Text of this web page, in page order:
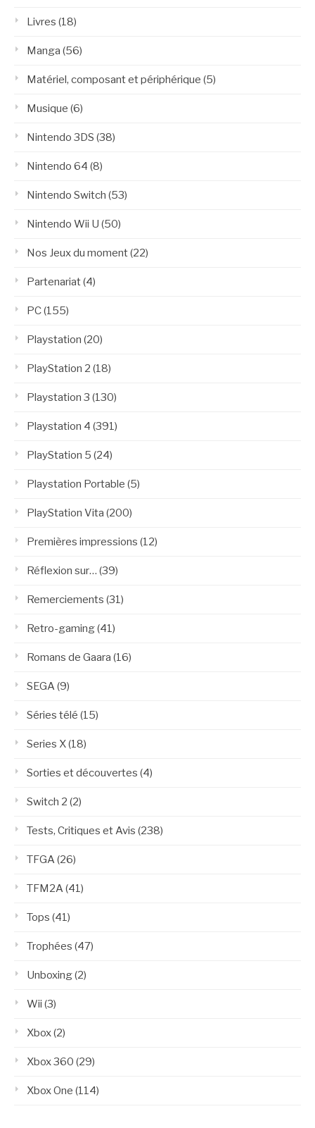
Livres (18)
Manga (56)
Matériel, composant et périphérique (5)
Musique (6)
Nintendo 3DS (38)
Nintendo 64 (8)
Nintendo Switch (53)
Nintendo Wii U (50)
Nos Jeux du moment(22)
Partenariat(4)
PC(155)
Playstation (20)
PlayStation 2 (18)
Playstation 3 (130)
Playstation 4 (391)
PlayStation 5 (24)
Playstation Portable (5)
PlayStation Vita (200)
Premières impressions (12)
Réflexion sur… (39)
Remerciements (31)
Retro-gaming(41)
Romans de Gaara (16)
SEGA(9)
Séries télé (15)
Series X(18)
Sorties et découvertes (4)
Switch 2 (2)
Tests, Critiques et Avis (238)
TFGA(26)
TFM2A(41)
Tops (41)
Trophées (47)
Unboxing(2)
Wii (3)
Xbox(2)
Xbox 360 (29)
Xbox One (114)